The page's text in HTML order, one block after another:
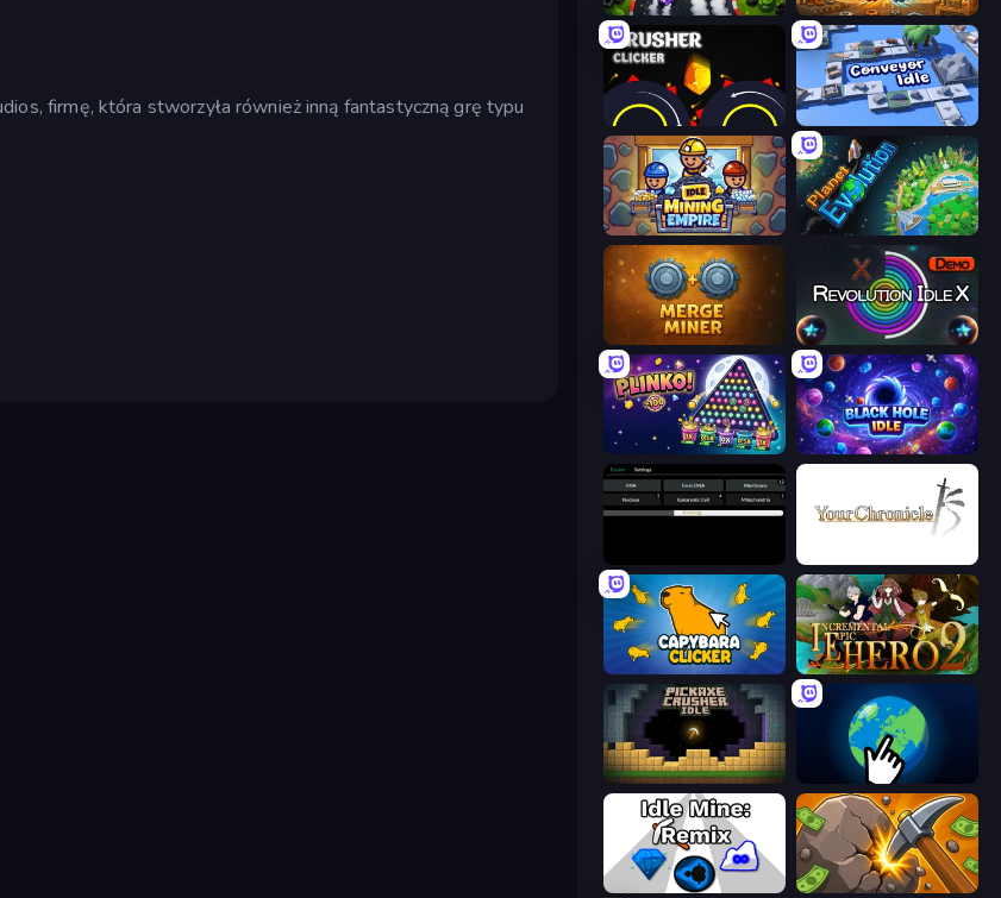
firmę, która stworzyła również inną fantastyczną grę typu
Drift Tycoon Gear Factory
Crusher Clicker Conveyor Idle
Idle Mining Empire Planet Evolution: Idle Clicker
Merge Miner Revolution Idle X
PLINKO! Black Hole Idle
Capybara Clicker Incremental Epic Hero 2
Pickaxe Crusher Idle Planet Clicker 2
Idle Mine: Remix Mine Clicker